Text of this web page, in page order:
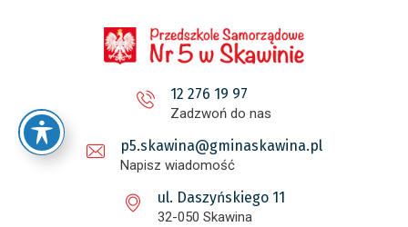
12 276 19 97
Zadzwoń do nas
p5.skawina@gminaskawina.pl
Napisz wiadomość
ul. Daszyńskiego 11
32-050 Skawina